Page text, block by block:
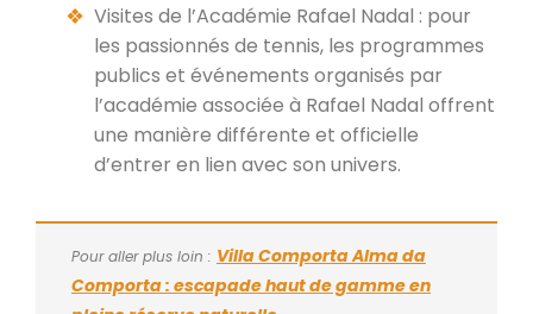
Visites de l’Académie Rafael Nadal : pour
les passionnés de tennis, les programmes
publics et événements organisés par
l’académie associée à Rafael Nadal offrent
une manière différente et officielle
d’entrer en lien avec son univers.
Pour aller plus loin : Villa Comporta Alma da
Comporta : escapade haut de gamme en